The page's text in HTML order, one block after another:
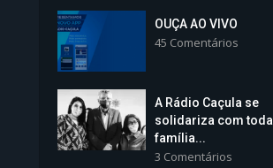
Colégios da Polícia...
OUÇA AO VIVO
45 Comentários
A Rádio Caçula se
solidariza com toda
família...
3 Comentários